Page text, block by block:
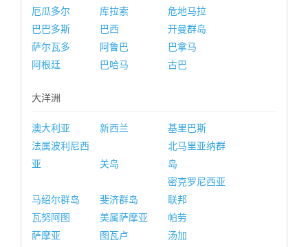
厄瓜多尔
库拉索
危地马拉
巴巴多斯
巴西
开曼群岛
萨尔瓦多
阿鲁巴
巴拿马
阿根廷
巴哈马 古巴
大洋洲
澳大利亚 新西兰
基里巴斯
法属波利尼西
亚
关岛
北马里亚纳群
岛
马绍尔群岛 斐济群岛
密克罗尼西亚
联邦
瓦努阿图
美属萨摩亚
帕劳
萨摩亚
图瓦卢
汤加